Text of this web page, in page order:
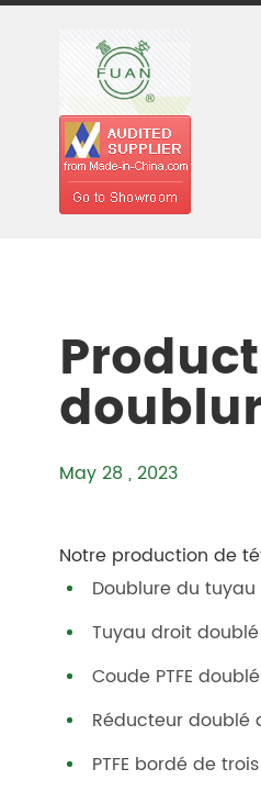
Accueil
May 28 , 2023
Notre production de
Doublure du
Tuyau droit
Coude PTFE
Réducteur doublé
PTFE bordé de